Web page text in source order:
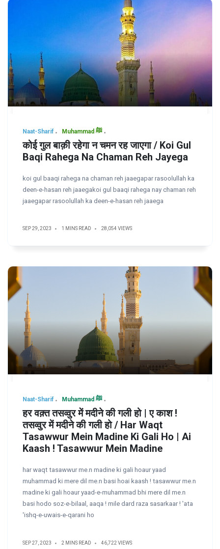
Naat-Sharif Muhammad ﷺ
कोई गुल बाक़ी रहेगा न चमन रह जाएगा / Koi Gul
Baqi Rahega Na Chaman Reh Jayega
koi gul baaqi rahega na chaman reh jaaegapar rasoolullah ka
deen-e-hasan reh jaaegakoi gul baaqi rahega nay chaman reh
jaaegapar rasoolullah ka deen-e-hasan reh jaaega
SEP 29, 2023 1 MINS READ 28,054 VIEWS
Naat-Sharif Muhammad ﷺ
हर वक़्त तसव्वुर में मदीने की गली हो | ए काश !
तसव्वुर में मदीने की गली हो / Har Waqt
Tasawwur Mein Madine Ki Gali Ho | Ai
Kaash ! Tasawwur Mein Madine
har waqt tasawwur me.n madine ki gali hoaur yaad
muhammad ki mere dil me.n basi hoai kaash ! tasawwur me.n
madine ki gali hoaur yaad-e-muhammad bhi mere dil me.n
basi hodo soz-e-bilaal, aaqa ! mile dard raza sasarkaar ! 'ata
'ishq-e-uwais-e-qarani ho
SEP 27, 2023 2 MINS READ 46,722 VIEWS